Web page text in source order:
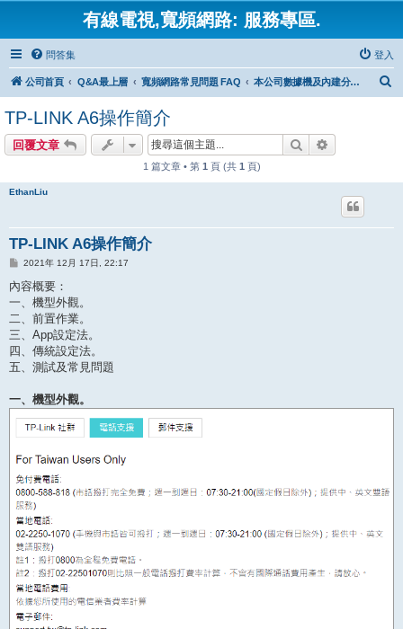
有線電視,寬頻網路: 服務專區.
問答集 登入
公司首頁 Q&A最上層 寬頻網路常見問題 FAQ 本公司數據機及內建分享器常見問題
TP-LINK A6操作簡介
回覆文章 搜尋
1 篇文章 • 第 1 頁 (共 1 頁)
EthanLiu
TP-LINK A6操作簡介
文
2021年 12月 17日, 22:17
內容概要：
一、機型外觀。
二、前置作業。
三、App設定法。
四、傳統設定法。
五、測試及常見問題
一、機型外觀。